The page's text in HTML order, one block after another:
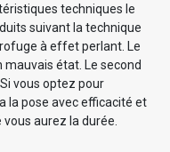
techniques le
suivant la technique
à effet perlant. Le
état. Le second
vous optez pour
la pose avec efficacité et
aurez la durée.